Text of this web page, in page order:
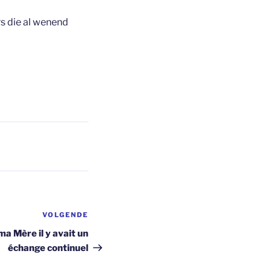
die al wenend
bericht
VOLGENDE
Mère il y avait un
échange continuel